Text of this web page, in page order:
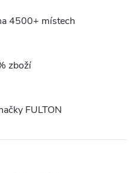
4500+ místech
zboží
FULTON